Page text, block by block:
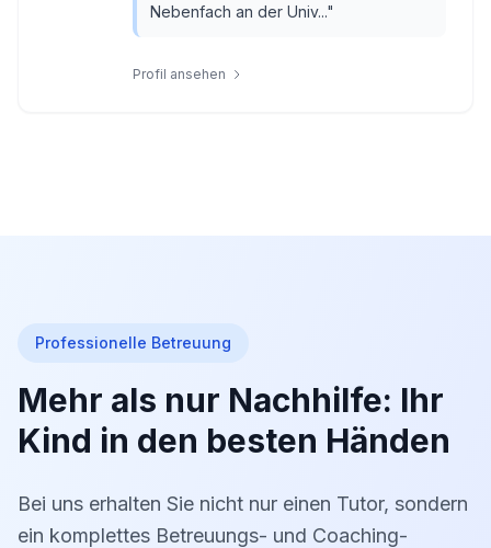
Nebenfach an der Univ..."
Profil ansehen
Professionelle Betreuung
Mehr als nur Nachhilfe: Ihr
Kind in den besten Händen
Bei uns erhalten Sie nicht nur einen Tutor, sondern
ein komplettes Betreuungs- und Coaching-